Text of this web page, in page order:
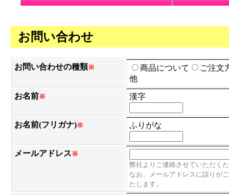
お問い合わせ
お問い合わせの種類※ 商品について
ご注文
他
お名前※ 漢字
お名前(フリガナ)※ ふりがな
メールアドレス ※
弊社よりご連絡させていただく
なお、メールアドレスに誤りが
たします。